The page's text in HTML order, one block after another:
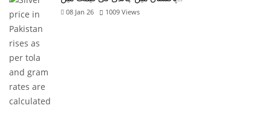
08 Jan 26 1009 Views